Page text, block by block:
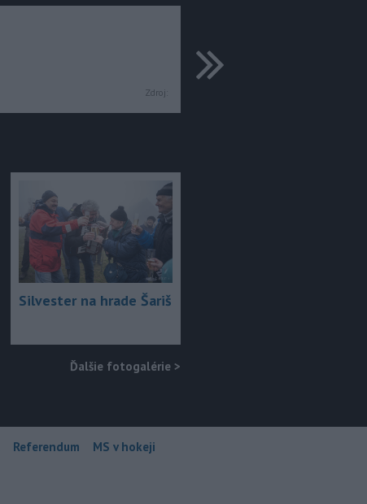
Zdroj:
ďalšie
Silvester na hrade Šariš
Ďalšie fotogalérie >
Referendum MS v hokeji